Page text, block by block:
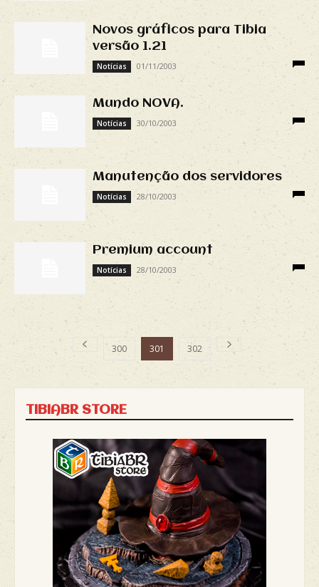
Novos gráficos para Tibia
versão 1.21
Notícias 01/11/2003
Mundo NOVA.
Notícias 30/10/2003
Manutenção dos servidores
Notícias 28/10/2003
Premium account
Notícias 28/10/2003
300 301 302
TIBIABR STORE